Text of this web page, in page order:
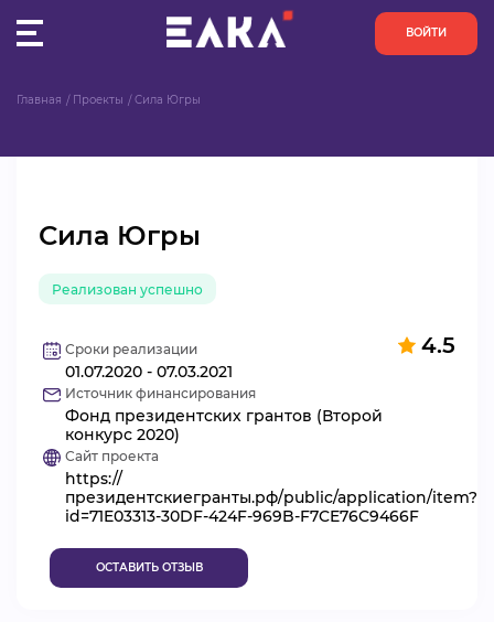
ВОЙТИ
ОРГАНИЗАЦИИ
АКТИВИСТЫ
ПРОЕКТЫ
АНАЛИТИКА
БАЗА ЗНАНИЙ
ВИДЕОКУРСЫ
Главная Проекты Сила Югры
Сила Югры
Реализован успешно
4.5
Сроки реализации
01.07.2020 - 07.03.2021
Источник финансирования
Фонд президентских грантов (Второй
конкурс 2020)
Сайт проекта
https://
президентскиегранты.рф/public/application/item?
id=71E03313-30DF-424F-969B-F7CE76C9466F
ОСТАВИТЬ ОТЗЫВ